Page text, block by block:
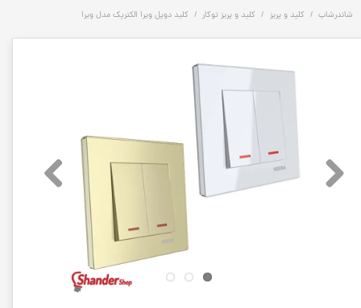
خروج از حساب کاربری
شاندرشاپ کلید و پریز کلید و پریز توکار کلید دوپل ویرا الکتریک مدل ویرا